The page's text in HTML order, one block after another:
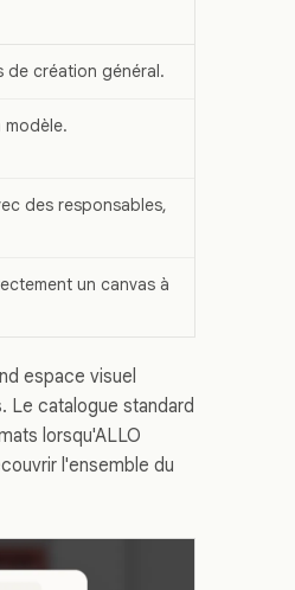
de création général.
des responsables,
un canvas à
espace visuel
Le catalogue standard
lorsqu'ALLO
l'ensemble du